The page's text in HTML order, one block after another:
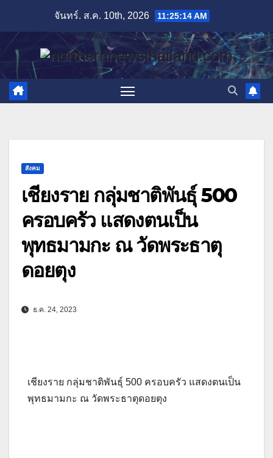
content
จันทร์. ส.ค. 10th, 2026 11:25:16 AM
สังคม
เชียงราย กลุ่มชาติพันธุ์ 500
ครอบครัว แสดงตนเป็น
พุทธมามกะ ณ วัดพระธาตุ
ดอยตุง
ธ.ค. 24, 2023
เชียงราย กลุ่มชาติพันธุ์ 500 ครอบครัว แสดงตนเป็น
พุทธมามกะ ณ วัดพระธาตุดอยตุง